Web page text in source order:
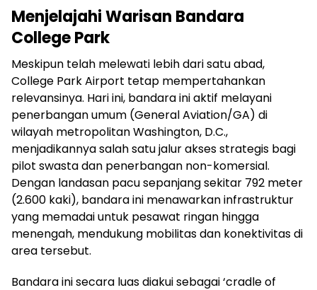
Menjelajahi Warisan Bandara
College Park
Meskipun telah melewati lebih dari satu abad,
College Park Airport tetap mempertahankan
relevansinya. Hari ini, bandara ini aktif melayani
penerbangan umum (General Aviation/GA) di
wilayah metropolitan Washington, D.C.,
menjadikannya salah satu jalur akses strategis bagi
pilot swasta dan penerbangan non-komersial.
Dengan landasan pacu sepanjang sekitar 792 meter
(2.600 kaki), bandara ini menawarkan infrastruktur
yang memadai untuk pesawat ringan hingga
menengah, mendukung mobilitas dan konektivitas di
area tersebut.
Bandara ini secara luas diakui sebagai ‘cradle of